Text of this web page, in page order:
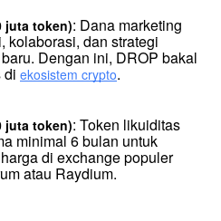
juta token): Dana marketing
kolaborasi, dan strategi
Dengan ini, DROP bakal
di ekosistem crypto.
juta token): Token likuiditas
minimal 6 bulan untuk
di exchange populer
atau Raydium.